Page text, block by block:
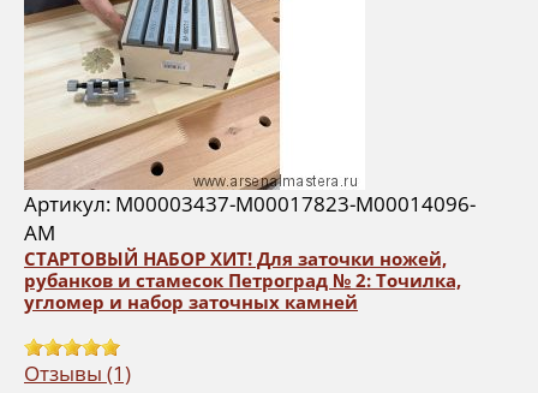
Артикул: М00003437-М00017823-М00014096-
AM
СТАРТОВЫЙ НАБОР ХИТ! Для заточки ножей,
рубанков и стамесок Петроград № 2: Точилка,
угломер и набор заточных камней
Отзывы (1)